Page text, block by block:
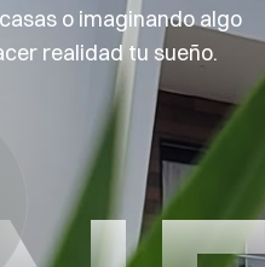
o imaginando algo
realidad tu sueño.